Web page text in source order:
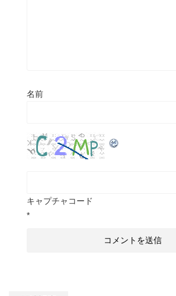
名前
キャプチャコード
*